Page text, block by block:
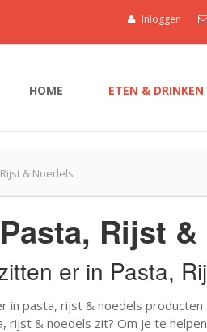
Inloggen
HOME ETEN & DRINKEN
& Noedels
Rijst &
er in Pasta,
in pasta, rijst & noedels
rijst & noedels zit? Om je te